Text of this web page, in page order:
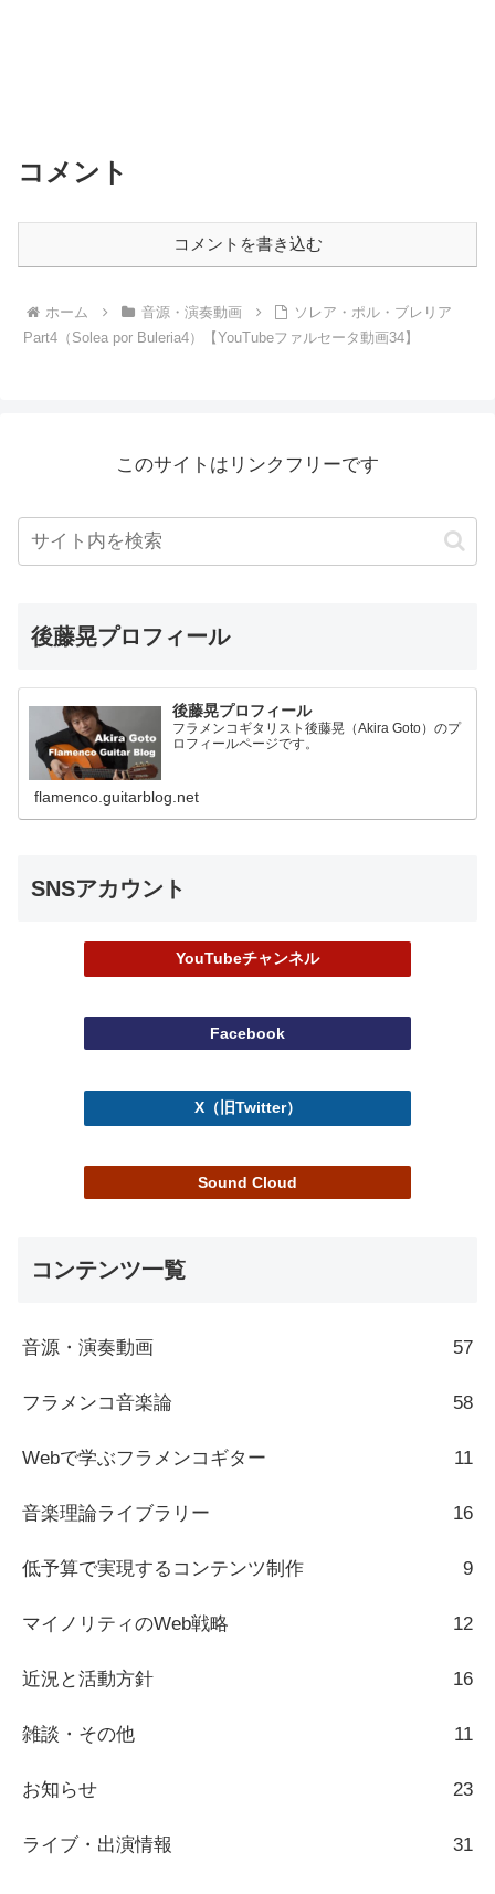
コメント
コメントを書き込む
ホーム 音源・演奏動画
ソレア・ポル・ブレリア
Part4（Solea por Buleria4）【YouTubeファルセータ動画34】
このサイトはリンクフリーです
後藤晃プロフィール
後藤晃プロフィール
フラメンコギタリスト後藤晃（Akira Goto）のプ
ロフィールページです。
flamenco.guitarblog.net
SNSアカウント
YouTubeチャンネル
Facebook
X（旧Twitter）
Sound Cloud
コンテンツ一覧
音源・演奏動画 57
フラメンコ音楽論 58
Webで学ぶフラメンコギター 11
音楽理論ライブラリー 16
低予算で実現するコンテンツ制作 9
マイノリティのWeb戦略 12
近況と活動方針 16
雑談・その他 11
お知らせ 23
ライブ・出演情報 31